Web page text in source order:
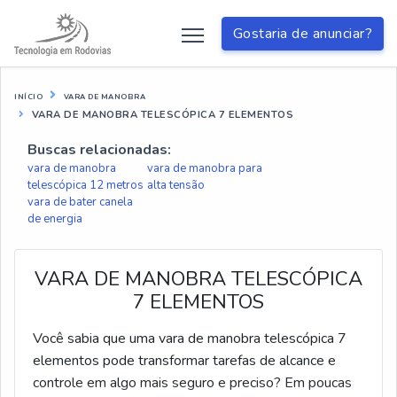
Gostaria de anunciar?
INÍCIO VARA DE MANOBRA
VARA DE MANOBRA TELESCÓPICA 7 ELEMENTOS
Buscas relacionadas:
vara de manobra
telescópica 12 metros
vara de manobra para
alta tensão
vara de bater canela
de energia
VARA DE MANOBRA TELESCÓPICA
7 ELEMENTOS
Você sabia que uma vara de manobra telescópica 7
elementos pode transformar tarefas de alcance e
controle em algo mais seguro e preciso? Em poucas